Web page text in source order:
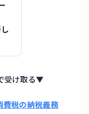
受け取る▼